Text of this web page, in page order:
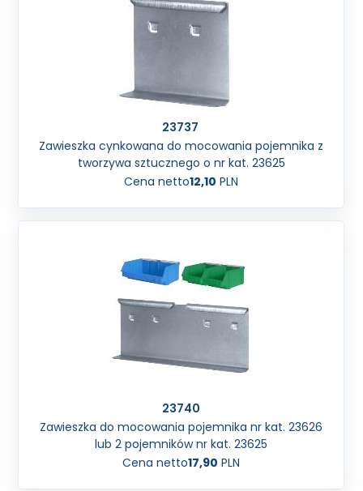
23737
Zawieszka cynkowana do mocowania pojemnika z
tworzywa sztucznego o nr kat. 23625
Cena netto12,10 PLN
23740
Zawieszka do mocowania pojemnika nr kat. 23626
lub 2 pojemników nr kat. 23625
Cena netto17,90 PLN